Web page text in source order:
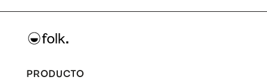
PRODUCTO